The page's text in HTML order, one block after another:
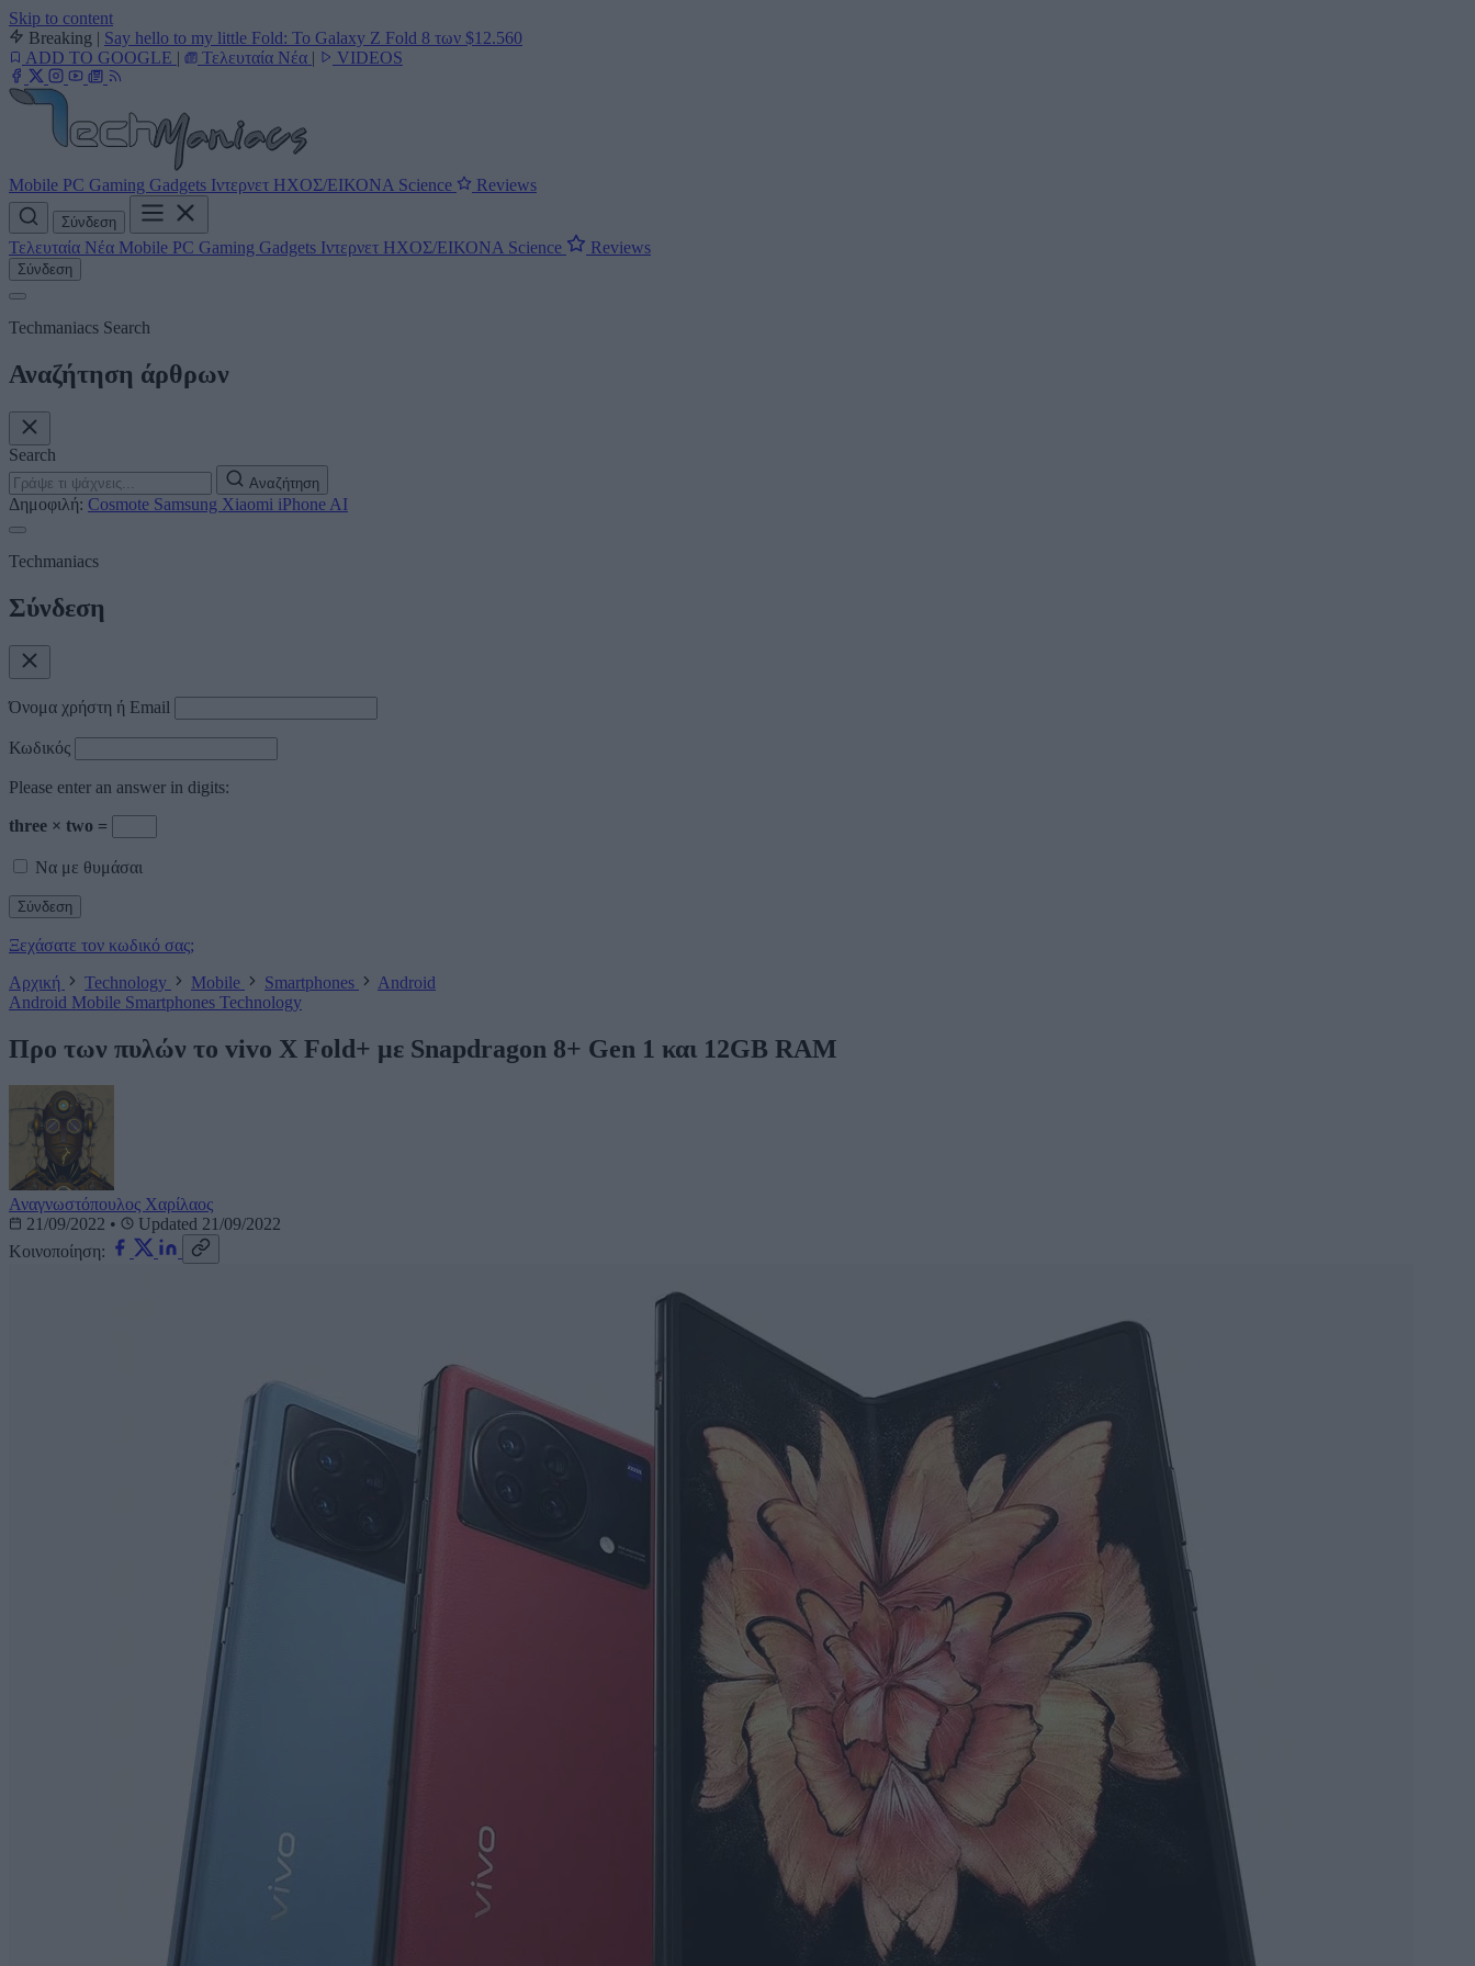
Skip to content
Breaking | Say hello to my little Fold: Το Galaxy Z Fold 8 των $12.560
ADD TO GOOGLE | Τελευταία Νέα | VIDEOS
Mobile PC Gaming Gadgets Ιντερνετ ΗΧΟΣ/ΕΙΚΟΝΑ Science Reviews
Σύνδεση
Τελευταία Νέα Mobile PC Gaming Gadgets Ιντερνετ ΗΧΟΣ/ΕΙΚΟΝΑ Science Reviews
Σύνδεση
Techmaniacs Search
Αναζήτηση άρθρων
Search
Αναζήτηση
Δημοφιλή: Cosmote Samsung Xiaomi iPhone AI
Techmaniacs
Σύνδεση
Όνομα χρήστη ή Email
Κωδικός
Please enter an answer in digits:
three × two =
Να με θυμάσαι
Ξεχάσατε τον κωδικό σας;
Αρχική
Technology Mobile Smartphones
Android
Android Mobile Smartphones Technology
Προ των πυλών το vivo X Fold+ με Snapdragon 8+ Gen 1 και 12GB RAM
Αναγνωστόπουλος Χαρίλαος
21/09/2022 •
Updated 21/09/2022
Κοινοποίηση: